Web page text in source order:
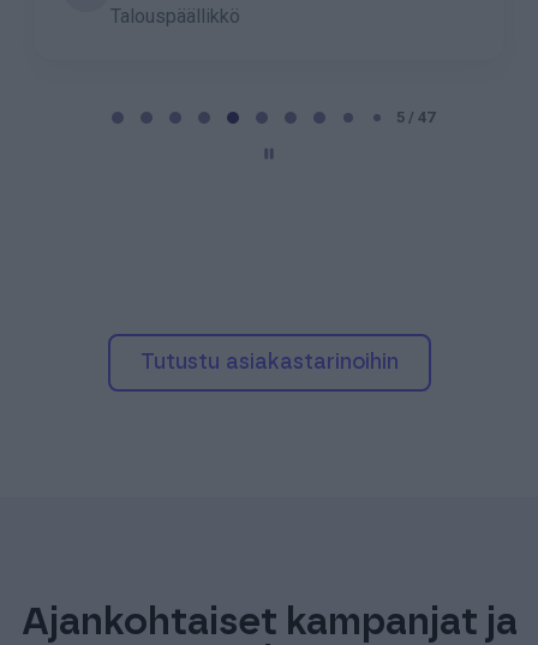
Talouspäällikkö
5 / 47
Tutustu asiakastarinoihin
Ajankohtaiset kampanjat ja